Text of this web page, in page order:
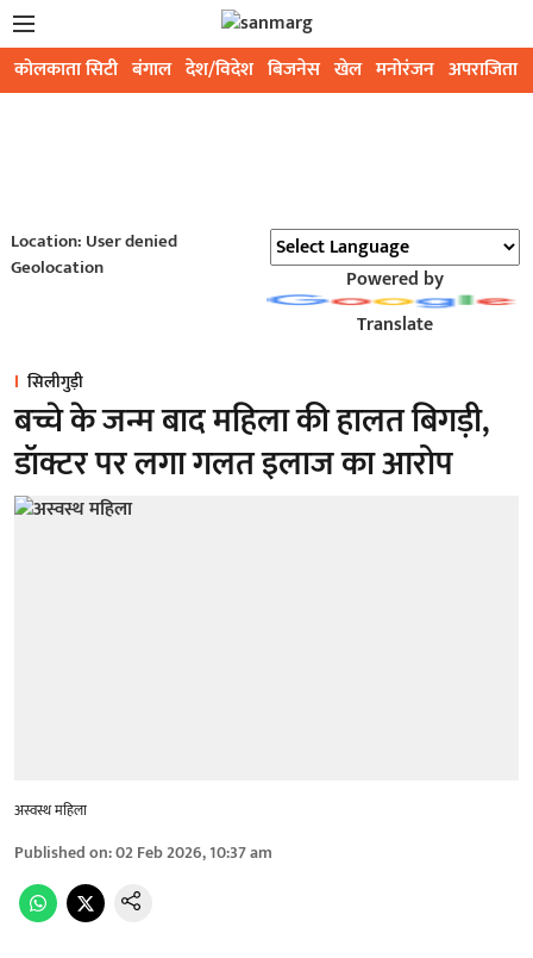
कोलकाता सिटी बंगाल देश/विदेश बिजनेस खेल मनोरंजन अपराजिता
Location: User denied
Geolocation
Powered by
Translate
सिलीगुड़ी
बच्चे के जन्म बाद महिला की हालत बिगड़ी,
डॉक्टर पर लगा गलत इलाज का आरोप
अस्वस्थ महिला
Published on:02 Feb 2026, 10:37 am